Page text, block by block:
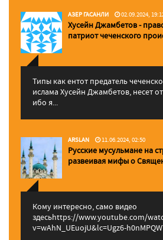
АЗЕР ГАСАНЛИ 02.09.2024,
Хусейн Джамбетов -
патриот чеченского
Типы как ентот предатель
ислама Хусейн Джамбетов, несет
ибо я...
ARSLAN 11.06.2024, 02:50
Русские мусульмане на
pазвеивая мифы о
Кому интересно, само видео
здесьhttps://www.youtube.com/
v=wAhN_UEuojU&lc=Ugz6-